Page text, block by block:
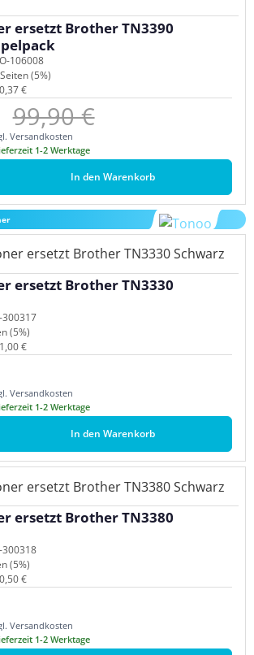
ersetzt Brother TN3390
106008
(5%)
€
Regulärer Preis:
99,90 €
Versandkosten
1-2 Werktage
In den Warenkorb
ersetzt Brother TN3330
(5%)
€
Versandkosten
1-2 Werktage
In den Warenkorb
ersetzt Brother TN3380
(5%)
€
Versandkosten
1-2 Werktage